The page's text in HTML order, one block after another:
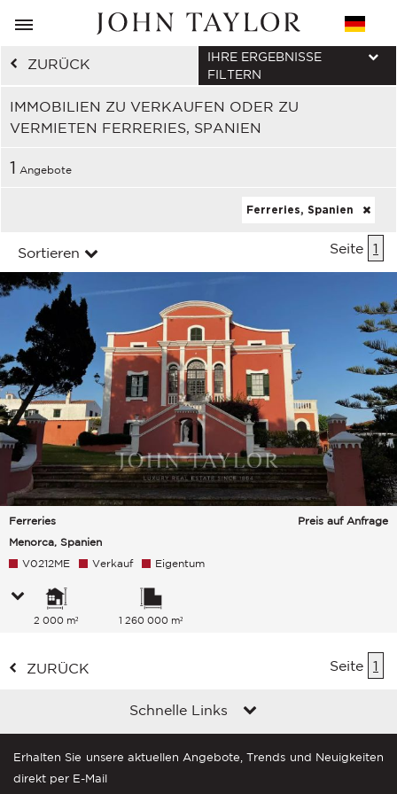
ZURÜCK
IMMOBILIEN ZU VERKAUFEN ODER ZU
VERMIETEN FERRERIES, SPANIEN
IHRE ERGEBNISSE
FILTERN
1 Angebote
Ferreries, Spanien
Sortieren Seite 1
Ferreries
Menorca, Spanien
Preis auf Anfrage
V0212ME Verkauf Eigentum
2 000 m² 1 260 000 m²
ZURÜCK Seite 1
Schnelle Links
Erhalten Sie unsere aktuellen Angebote, Trends und Neuigkeiten
direkt per E-Mail